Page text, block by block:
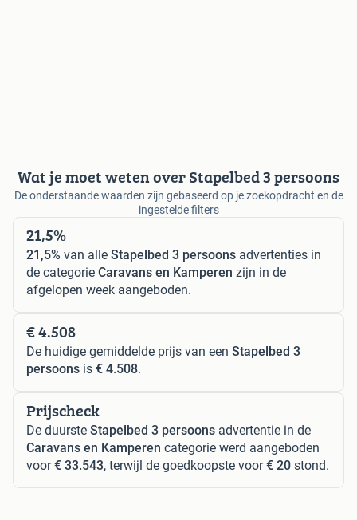
Wat je moet weten over Stapelbed 3 persoons
De onderstaande waarden zijn gebaseerd op je zoekopdracht en de
ingestelde filters
21,5%
21,5% van alle Stapelbed 3 persoons advertenties in
de categorie Caravans en Kamperen zijn in de
afgelopen week aangeboden.
€ 4.508
De huidige gemiddelde prijs van een Stapelbed 3
persoons is € 4.508.
Prijscheck
De duurste Stapelbed 3 persoons advertentie in de
Caravans en Kamperen categorie werd aangeboden
voor€ 33.543, terwijl de goedkoopste voor€ 20 stond.